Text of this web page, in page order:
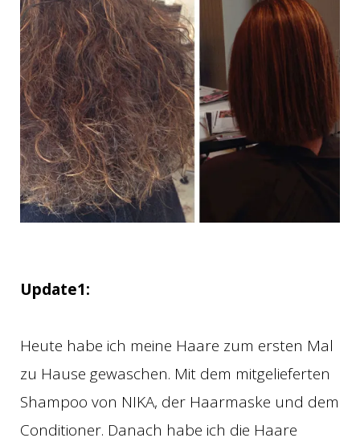
Update1:
Heute habe ich meine Haare zum ersten Mal
zu Hause gewaschen. Mit dem mitgelieferten
Shampoo von NIKA, der Haarmaske und dem
Conditioner. Danach habe ich die Haare